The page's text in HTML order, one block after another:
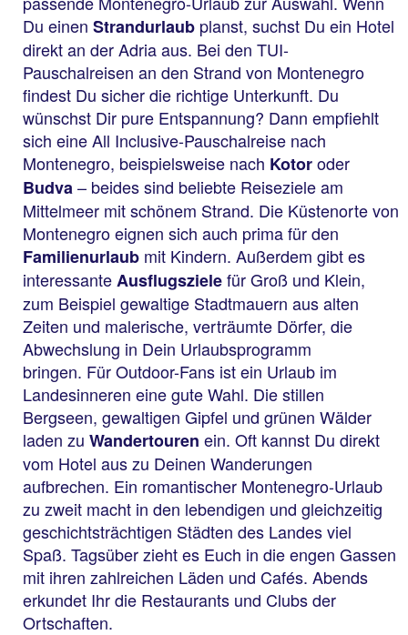
Du einen Strandurlaub planst, suchst Du ein Hotel
direkt an der Adria aus. Bei den TUI-
Pauschalreisen an den Strand von Montenegro
findest Du sicher die richtige Unterkunft. Du
wünschst Dir pure Entspannung? Dann empfiehlt
sich eine All Inclusive-Pauschalreise nach
Montenegro, beispielsweise nach Kotoroder
Budva– beides sind beliebte Reiseziele am
Mittelmeer mit schönem Strand. Die Küstenorte von
Montenegro eignen sich auch prima für den
Familienurlaub mit Kindern. Außerdem gibt es
interessanteAusflugszielefür Groß und Klein,
zum Beispiel gewaltige Stadtmauern aus alten
Zeiten und malerische, verträumte Dörfer, die
Abwechslung in Dein Urlaubsprogramm
bringen. Für Outdoor-Fans ist ein Urlaub im
Landesinneren eine gute Wahl. Die stillen
Bergseen, gewaltigen Gipfel und grünen Wälder
laden zu Wandertouren ein. Oft kannst Du direkt
vom Hotel aus zu Deinen Wanderungen
aufbrechen. Ein romantischer Montenegro-Urlaub
zu zweit macht in den lebendigen und gleichzeitig
geschichtsträchtigen Städten des Landes viel
Spaß. Tagsüber zieht es Euch in die engen Gassen
mit ihren zahlreichen Läden und Cafés. Abends
erkundet Ihr die Restaurants und Clubs der
Ortschaften.